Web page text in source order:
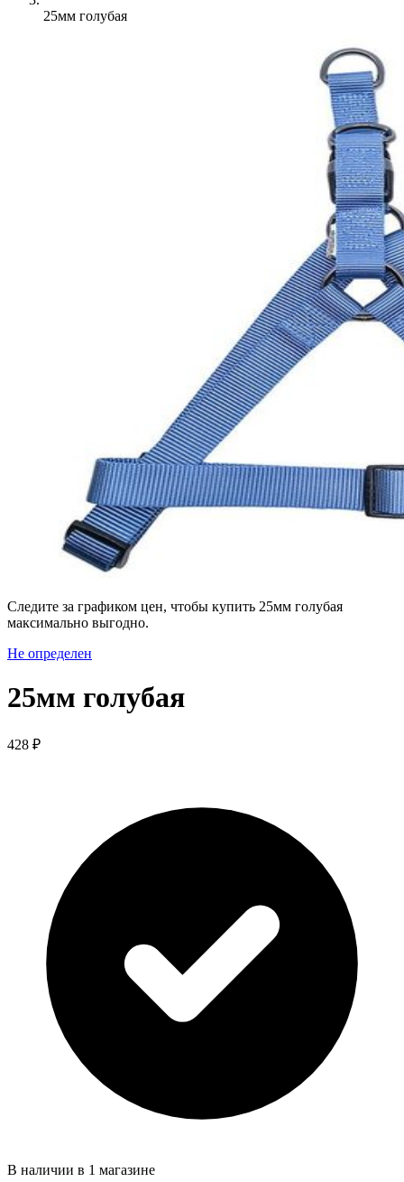
25мм голубая
Следите за графиком цен, чтобы купить 25мм голубая
максимально выгодно.
Не определен
25мм голубая
428 ₽
В наличии в 1 магазине